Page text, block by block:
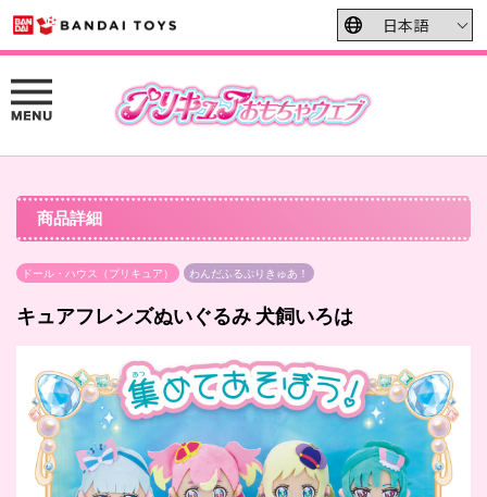
商品詳細
ドール・ハウス（プリキュア） わんだふるぷりきゅあ！
キュアフレンズぬいぐるみ 犬飼いろは